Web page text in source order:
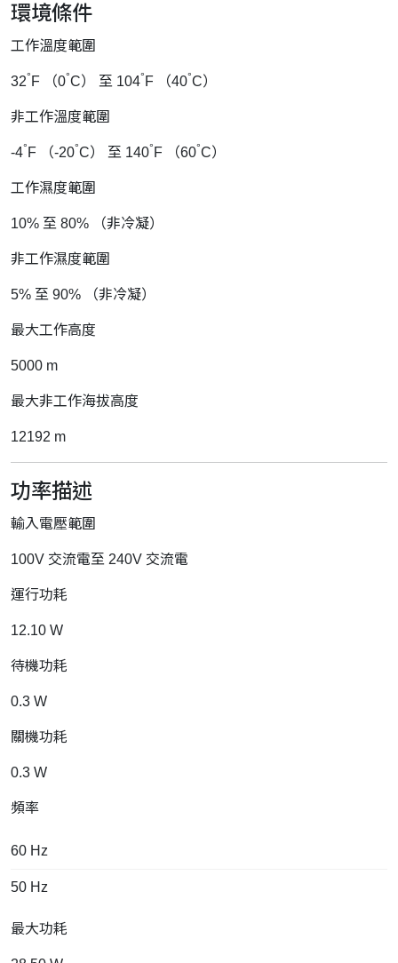
環境條件
工作溫度範圍
32° F （0°C） 至 104° F （40°C）
非工作溫度範圍
-4° F （-20°C） 至 140° F （60°C）
工作濕度範圍
10% 至 80% （非冷凝）
非工作濕度範圍
5% 至 90% （非冷凝）
最大工作高度
5000 m
最大非工作海拔高度
12192 m
功率描述
輸入電壓範圍
100V 交流電至 240V 交流電
運行功耗
12.10 W
待機功耗
0.3 W
關機功耗
0.3 W
頻率
60 Hz
50 Hz
最大功耗